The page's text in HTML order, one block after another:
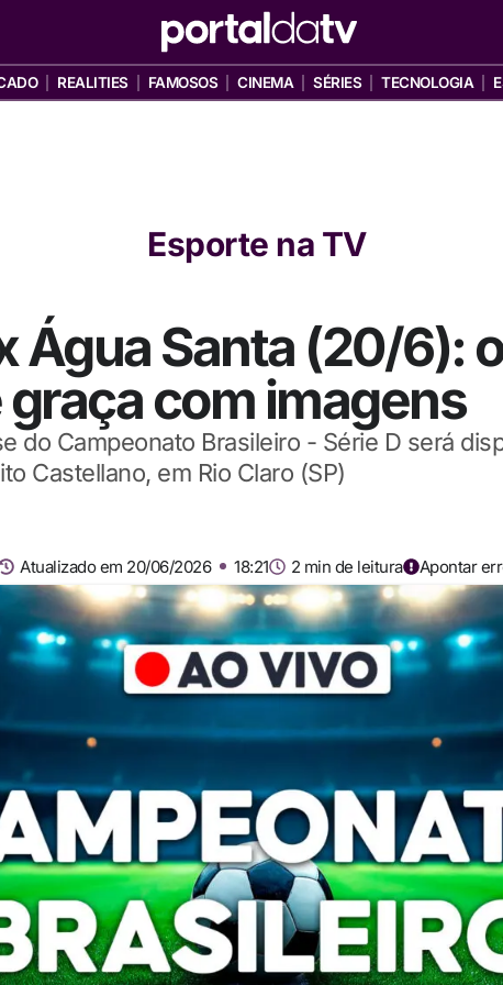
REALITIES FAMOSOS CINEMA SÉRIES TECNOLOGIA
Esporte na TV
Água Santa (20/6):
graça com imagens
do Campeonato Brasileiro - Série D será
Castellano, em Rio Claro (SP)
Atualizado em 20/06/2026 18:21 2 min de leitura Apontar